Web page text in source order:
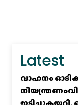
Latest
വാഹനം
ഇടിച്ചുകയറി,